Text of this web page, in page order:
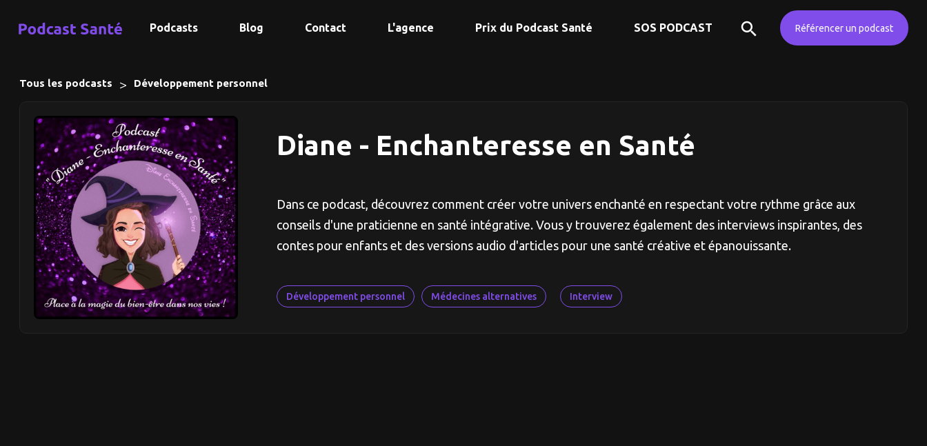
Référencer un podcast
Podcasts Blog Contact L'agence Prix du Podcast Santé SOS PODCAST
Tous les podcasts > Développement personnel
Diane - Enchanteresse en Santé
Dans ce podcast, découvrez comment créer votre univers enchanté en respectant votre rythme grâce aux
conseils d'une praticienne en santé intégrative. Vous y trouverez également des interviews inspirantes, des
contes pour enfants et des versions audio d'articles pour une santé créative et épanouissante.
Développement personnel Médecines alternatives Interview